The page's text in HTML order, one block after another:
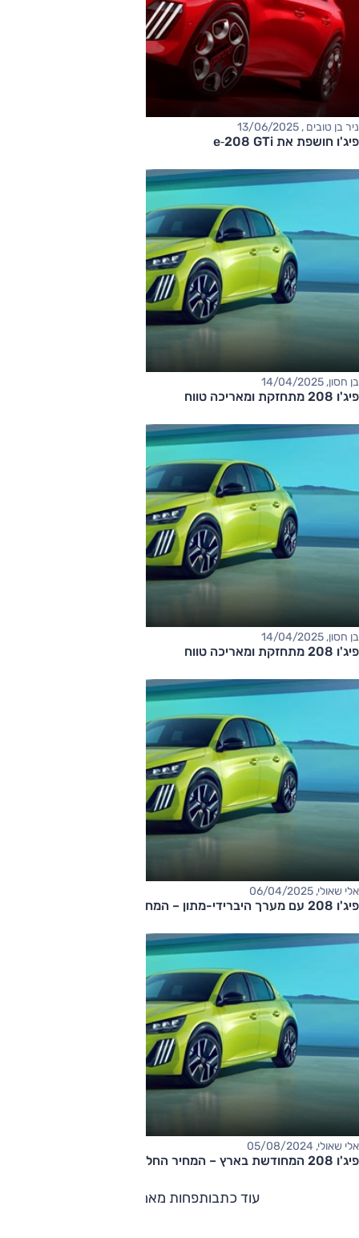
ניר בן טובים , 13/06/2025
פיג'ו חושפת את e‑208 GTi
בן חסון, 14/04/2025
פיג'ו 208 מתחזקת ומאריכה טווח
בן חסון, 14/04/2025
פיג'ו 208 מתחזקת ומאריכה טווח
אלי שאולי, 06/04/2025
פיג'ו 208 עם מערך היברידי-מתון – המחיר החל מ-135,000 שקלים
אלי שאולי, 05/08/2024
פיג'ו 208 המחודשת בארץ – המחיר החל מ-135,000 שקלים
עוד כתבותפחות מאמרים